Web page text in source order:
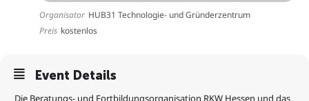
Organisator HUB31 Technologie- und Gründerzentrum
Preis kostenlos
Event Details
Die Beratungs- und Fortbildungsorganisation RKW Hessen und das